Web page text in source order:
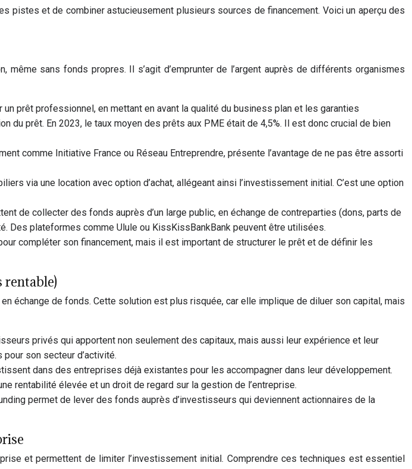
pistes et de combiner astucieusement plusieurs sources de financement. Voici un aperçu des
sans fonds propres. Il s’agit d’emprunter de l’argent auprès de différents organismes
prêt professionnel, en mettant en avant la qualité du business plan et les garanties
du prêt. En 2023, le taux moyen des prêts aux PME était de 4,5%. Il est donc crucial de bien
comme Initiative France ou Réseau Entreprendre, présente l’avantage de ne pas être assorti
via une location avec option d’achat, allégeant ainsi l’investissement initial. C’est une option
de collecter des fonds auprès d’un large public, en échange de contreparties (dons, parts de
Des plateformes comme Ulule ou KissKissBankBank peuvent être utilisées.
compléter son financement, mais il est important de structurer le prêt et de définir les
rentable)
échange de fonds. Cette solution est plus risquée, car elle implique de diluer son capital, mais
privés qui apportent non seulement des capitaux, mais aussi leur expérience et leur
son secteur d’activité.
dans des entreprises déjà existantes pour les accompagner dans leur développement.
rentabilité élevée et un droit de regard sur la gestion de l’entreprise.
permet de lever des fonds auprès d’investisseurs qui deviennent actionnaires de la
et permettent de limiter l’investissement initial. Comprendre ces techniques est essentiel